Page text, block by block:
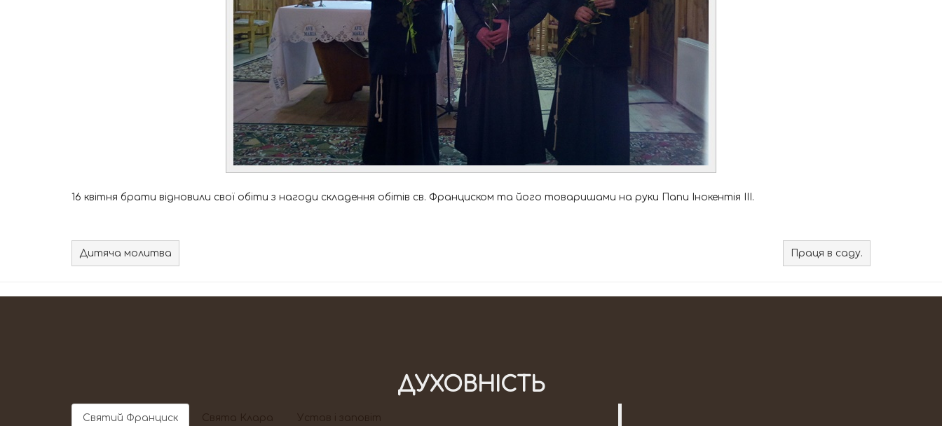
16 квітня брати відновили свої обіти з нагоди складення обітів св. Франциском та його товаришами на руки Папи Інокентія III.
Дитяча молитва Праця в саду.
ДУХОВНІСТЬ
Святий Франциск Свята Клара Устав і заповіт